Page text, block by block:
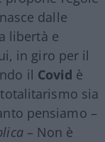
dalle
libertà e
in giro per il
il Covid è
sia
pensiamo –
– Non è